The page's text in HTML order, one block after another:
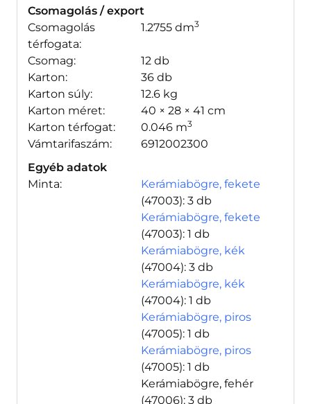
Csomagolás / export
Csomagolás
térfogata:
1.2755 dm3
Csomag:
12 db
Karton:
36 db
Karton súly:
12.6 kg
Karton méret:
40 × 28 × 41 cm
Karton térfogat:
0.046 m3
Vámtarifaszám:
6912002300
Egyéb adatok
Minta:
Kerámiabögre, fekete
(47003): 3 db
Kerámiabögre, fekete
(47003): 1 db
Kerámiabögre, kék
(47004): 3 db
Kerámiabögre, kék
(47004): 1 db
Kerámiabögre, piros
(47005): 1 db
Kerámiabögre, piros
(47005): 1 db
Kerámiabögre, fehér
(47006): 3 db